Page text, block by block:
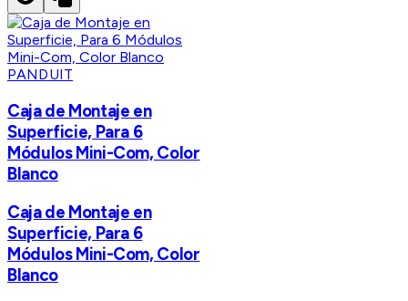
PANDUIT
Caja de Montaje en
Superficie, Para 6
Módulos Mini-Com, Color
Blanco
Caja de Montaje en
Superficie, Para 6
Módulos Mini-Com, Color
Blanco